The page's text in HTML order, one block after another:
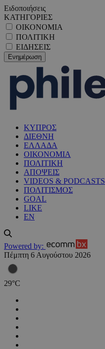
Ειδοποιήσεις
ΚΑΤΗΓΟΡΙΕΣ
ΟΙΚΟΝΟΜΙΑ
ΠΟΛΙΤΙΚΗ
ΕΙΔΗΣΕΙΣ
ΚΥΠΡΟΣ
ΔΙΕΘΝΗ
ΕΛΛΑΔΑ
ΟΙΚΟΝΟΜΙΑ
ΠΟΛΙΤΙΚΗ
ΑΠΟΨΕΙΣ
VIDEOS & PODCASTS
ΠΟΛΙΤΙΣΜΟΣ
GOAL
LIKE
EN
Powered by:
Πέμπτη 6 Αυγούστου 2026
29°C